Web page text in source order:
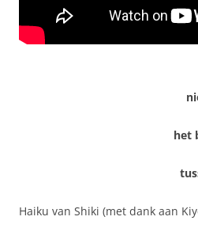
het begin van
tussen hemel
Haiku van Shiki (met dank aan